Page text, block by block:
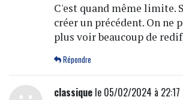
C'est quand même limite.
créer un précédent. On ne
plus voir beaucoup de
Répondre
classiquele 05/02/2024 à 22:17